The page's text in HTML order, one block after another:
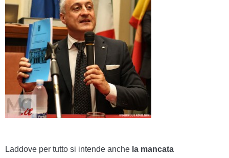
Laddove per tutto si intende anche la mancata